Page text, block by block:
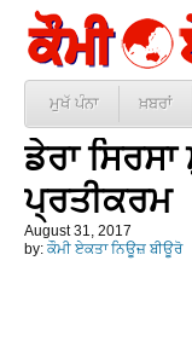
ਮੁਖੱ ਪੰਨਾ ਖ਼ਬਰਾਂ
ਡੇਰਾ
ਪ੍ਰਤੀਕਰਮ
August 31, 2017
by: ਕੌਮੀ ਏਕਤਾ ਨਿਊਜ਼ ਬੀਊਰੋ